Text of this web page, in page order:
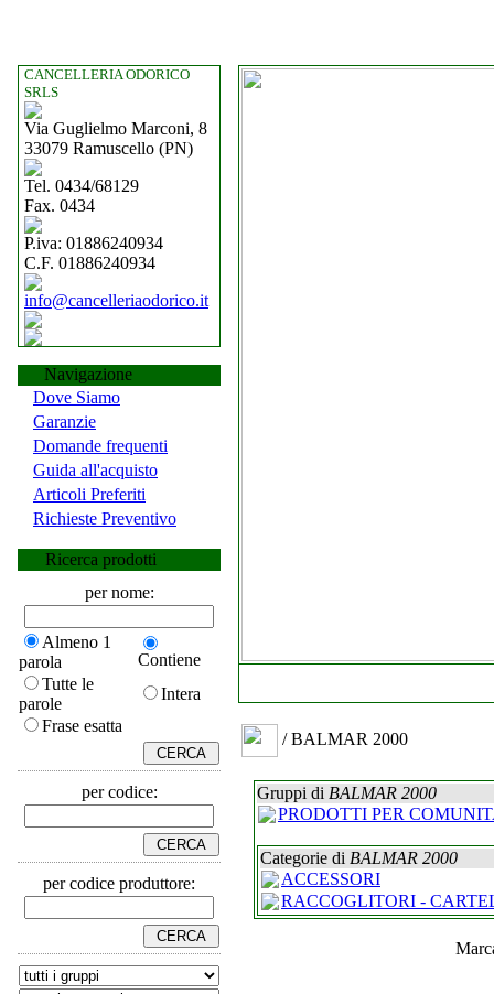
CANCELLERIA ODORICO
SRLS
Via Guglielmo Marconi, 8
33079 Ramuscello (PN)
Tel. 0434/68129
Fax. 0434
P.iva: 01886240934
C.F. 01886240934
info@cancelleriaodorico.it
Navigazione
Dove Siamo
Garanzie
Domande frequenti
Guida all'acquisto
Articoli Preferiti
Richieste Preventivo
Ricerca prodotti
per nome:
Almeno 1
parola
Contiene
Tutte le
parole
Intera
Frase esatta
per codice:
per codice produttore:
/ BALMAR 2000
Gruppi di BALMAR 2000
PRODOTTI PER
Categorie di BALMAR 2000
ACCESSORI
RACCOGLITORI -